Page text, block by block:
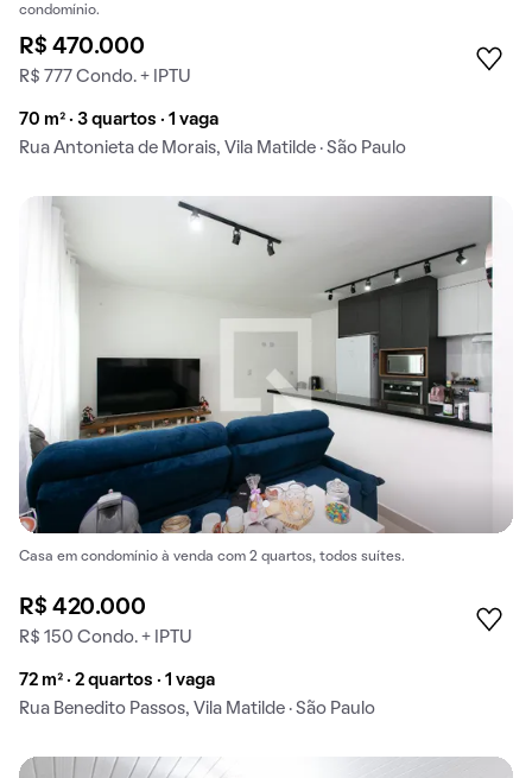
condomínio.
R$ 470.000
R$ 777 Condo. + IPTU
70 m² · 3 quartos · 1 vaga
Rua Antonieta de Morais, Vila Matilde · São Paulo
Casa em condomínio à venda com 2 quartos, todos suítes.
R$ 420.000
R$ 150 Condo. + IPTU
72 m² · 2 quartos · 1 vaga
Rua Benedito Passos, Vila Matilde · São Paulo